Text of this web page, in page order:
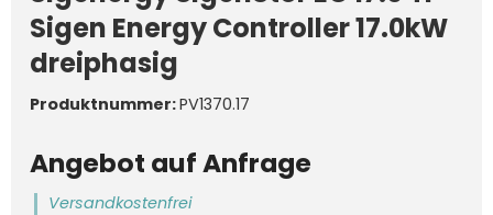
Sigen Energy Controller 17.0kW
dreiphasig
Produktnummer:PV1370.17
Angebot auf Anfrage
Versandkostenfrei